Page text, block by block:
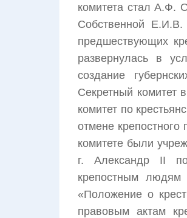
комитета стал А.Ф.
Собственной
предшествующих
развернулась в
создание
Секретный комитет
комитет по
отмене крепостного
комитете были
г. Александр II
крепостным людям
«Положение о
правовым актам